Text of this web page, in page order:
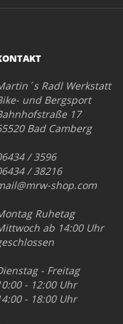
Radl Werkstatt
und Bergsport
17
Bad Camberg
/ 3596
/ 38216
shop.com
Ruhetag
ab 14:00 Uhr
- Freitag
- 12:00 Uhr
- 18:00 Uhr